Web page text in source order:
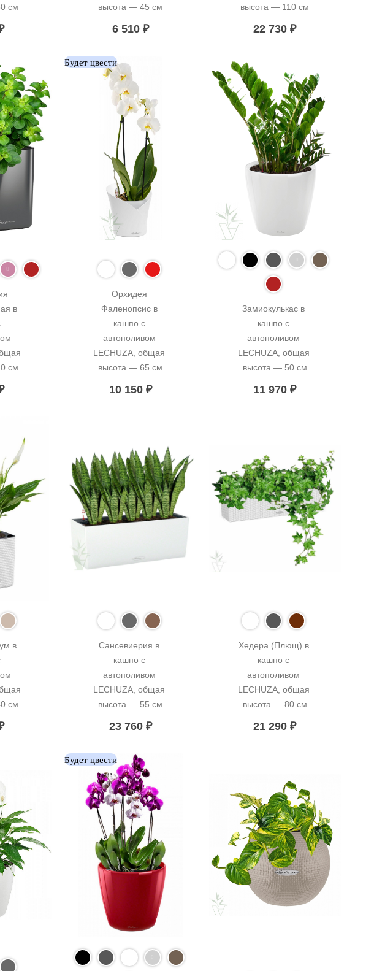
см
высота — 45 см
6 510 ₽
высота — 110 см
22 730₽
в
см
Будет цвести
Орхидея
Фаленопсис в
кашпо с
автополивом
LECHUZA, общая
высота — 65 см
10 150 ₽
Замиокулькас в
кашпо с
автополивом
LECHUZA, общая
высота — 50 см
11 970₽
в
см
Сансевиерия в
кашпо с
автополивом
LECHUZA, общая
высота — 55 см
23 760 ₽
Хедера (Плющ) в
кашпо с
автополивом
LECHUZA, общая
высота — 80 см
21 290₽
Будет цвести